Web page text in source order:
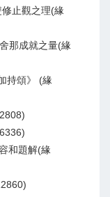
止觀之理(緣
那成就之量(緣
持頌》 (緣
和題解(緣